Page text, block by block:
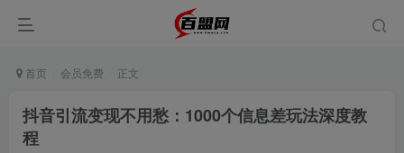
首页 会员免费 正文
抖音引流变现不用愁：1000个信息差玩法深度教
程